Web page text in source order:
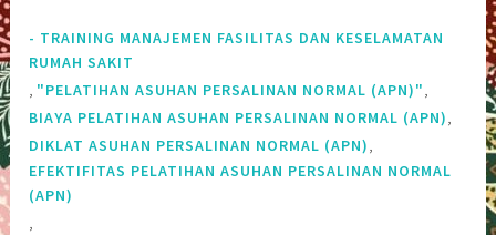
- TRAINING MANAJEMEN FASILITAS DAN KESELAMATAN
RUMAH SAKIT
, "PELATIHAN ASUHAN PERSALINAN NORMAL (APN)",
BIAYA PELATIHAN ASUHAN PERSALINAN NORMAL (APN),
DIKLAT ASUHAN PERSALINAN NORMAL (APN),
EFEKTIFITAS PELATIHAN ASUHAN PERSALINAN NORMAL
(APN)
,